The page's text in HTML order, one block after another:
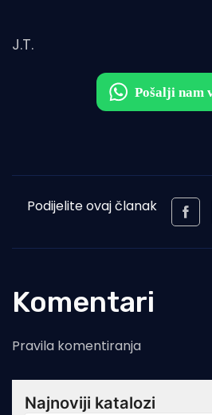
J.T.
Podijelite ovaj članak
Komentari
Pravila komentiranja